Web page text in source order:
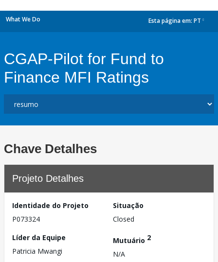
What We Do Esta página em: PT
CGAP-Pilot for Fund to
Finance MFI Ratings
Chave Detalhes
Projeto Detalhes
Identidade do Projeto
P073324
Situação
Closed
Líder da Equipe
Patricia Mwangi
Mutuário 2
N/A